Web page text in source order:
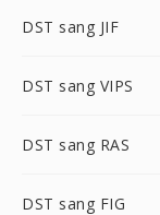
DST sang JIF
DST sang VIPS
DST sang RAS
DST sang FIG